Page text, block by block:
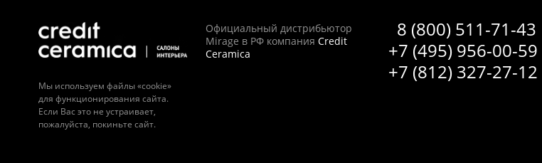
Мы используем файлы «cookie»
для функционирования сайта.
Если Вас это не устраивает,
пожалуйста, покиньте сайт.
8 (800) 511-71-43
+7 (495) 956-00-59
+7 (812) 327-27-12
Официальный дистрибьютор
Mirage в РФ компания Credit
Ceramica